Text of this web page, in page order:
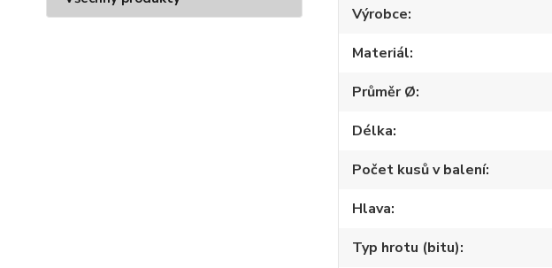
Výrobce
Materiál
Průměr Ø
Délka
Počet kusů v balení
Hlava
Typ hrotu (bitu)